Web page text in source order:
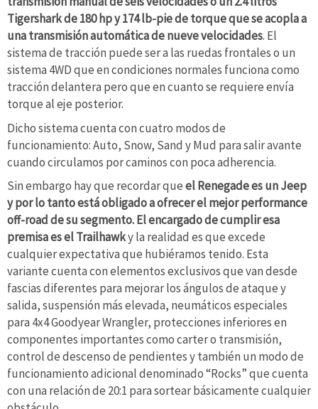
Tigershark de 180 hp y 174 lb-pie de torque que se acopla a
una transmisión automática de nueve velocidades. El
sistema de tracción puede ser a las ruedas frontales o un
sistema 4WD que en condiciones normales funciona como
tracción delantera pero que en cuanto se requiere envía
torque al eje posterior.
Dicho sistema cuenta con cuatro modos de
funcionamiento: Auto, Snow, Sand y Mud para salir avante
cuando circulamos por caminos con poca adherencia.
Sin embargo hay que recordar queel Renegade es un Jeep
y por lo tanto está obligado a ofrecer el mejor performance
off-road de su segmento. El encargado de cumplir esa
premisa es el Trailhawky la realidad es que excede
cualquier expectativa que hubiéramos tenido. Esta
variante cuenta con elementos exclusivos que van desde
fascias diferentes para mejorar los ángulos de ataque y
salida, suspensión más elevada, neumáticos especiales
para 4x4 Goodyear Wrangler, protecciones inferiores en
componentes importantes como carter o transmisión,
control de descenso de pendientes y también un modo de
funcionamiento adicional denominado “Rocks” que cuenta
con una relación de 20:1 para sortear básicamente cualquier